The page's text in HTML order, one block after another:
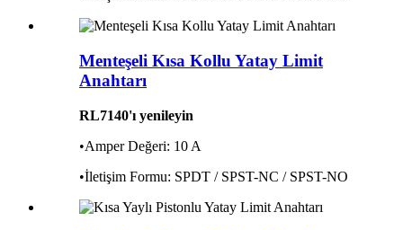
Menteşeli Kısa Kollu Yatay Limit
Anahtarı
RL7140'ı yenileyin
•Amper Değeri: 10 A
•İletişim Formu: SPDT / SPST-NC / SPST-NO